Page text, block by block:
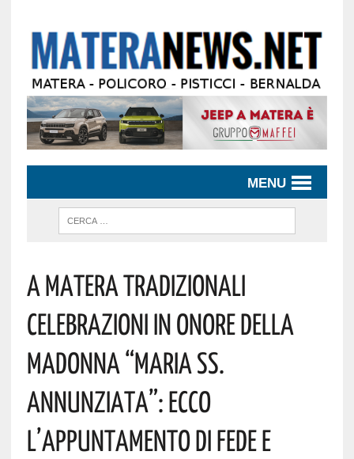
MENU
A Matera Tradizionali
Celebrazioni In Onore Della
Madonna “Maria SS.
Annunziata”: Ecco
L’appuntamento Di Fede E